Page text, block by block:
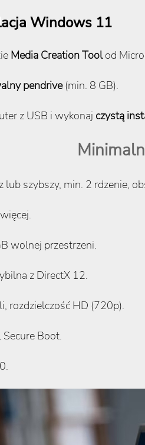
Windows 11
Media Creation Toolod
pendrive(min. 8 GB).
z USB i wykonaj czystą
lub szybszy, min. 2 rdzenie,
wolnej przestrzeni.
z DirectX 12.
rozdzielczość HD (720p).
Secure Boot.